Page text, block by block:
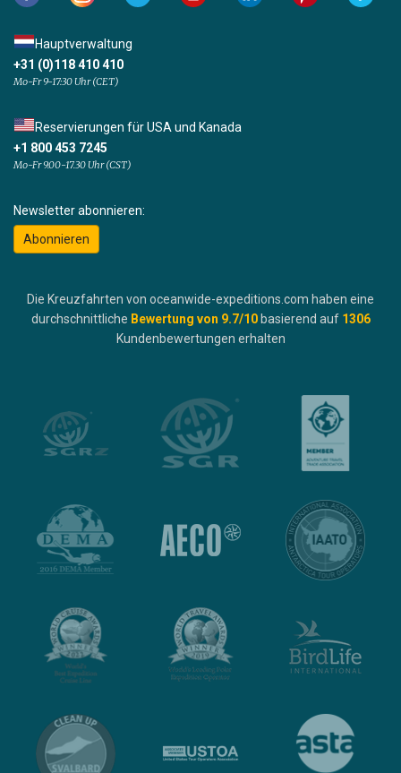
Hauptverwaltung
+31 (0)118 410 410
Mo-Fr 9-17:30 Uhr (CET)
Reservierungen für USA und Kanada
+1 800 453 7245
Mo-Fr 9.00-17.30 Uhr (CST)
Newsletter abonnieren:
Abonnieren
Die Kreuzfahrten von oceanwide-expeditions.com haben eine
durchschnittliche Bewertung von 9.7/10 basierend auf 1306
Kundenbewertungen erhalten